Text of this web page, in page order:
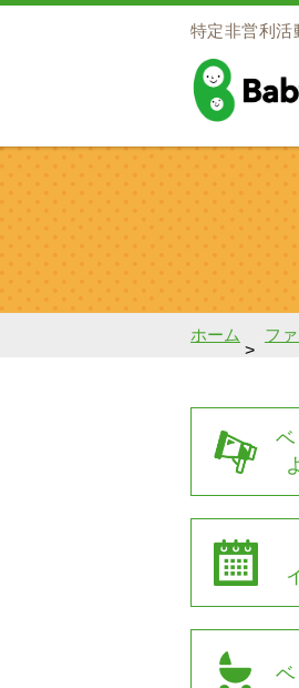
特定非営利活
ホーム
>
フ